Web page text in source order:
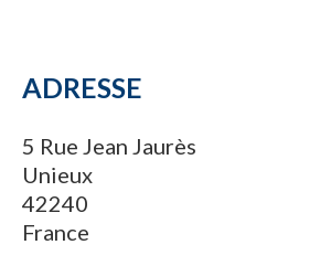
ADRESSE
5 Rue Jean Jaurès
Unieux
42240
France